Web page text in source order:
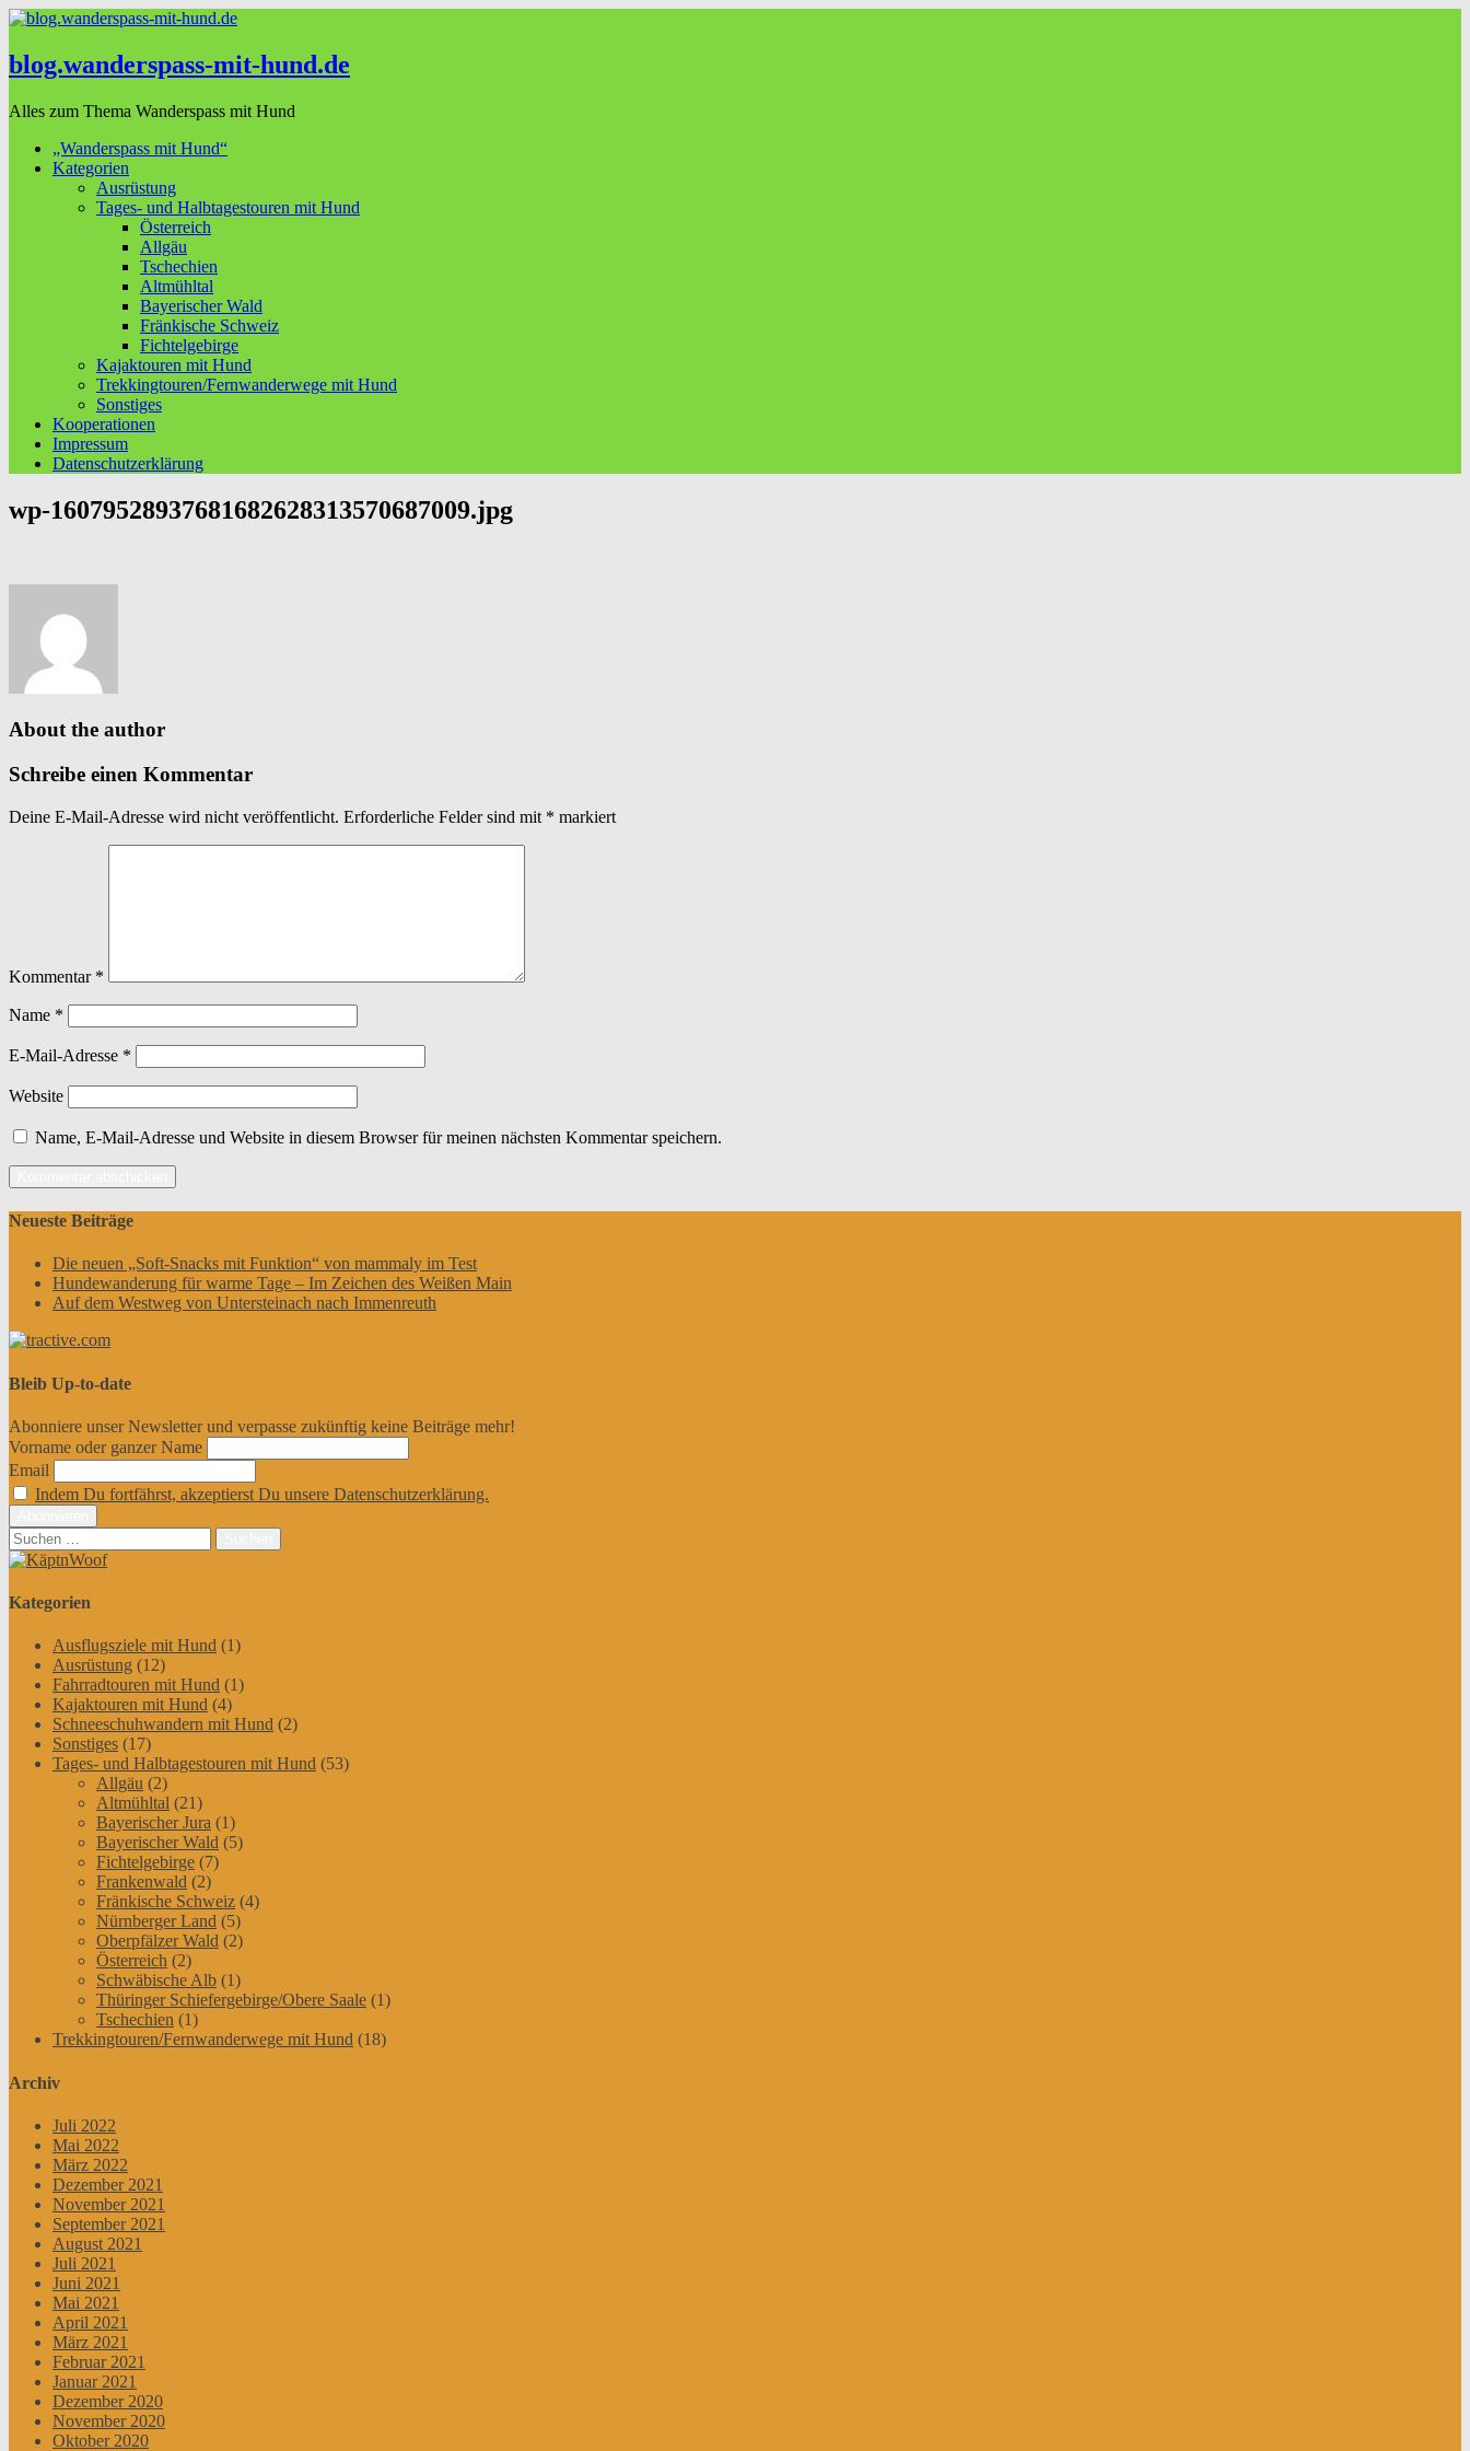
blog.wanderspass-mit-hund.de
Alles zum Thema Wanderspass mit Hund
„Wanderspass mit Hund“
Kategorien
Ausrüstung
Tages- und Halbtagestouren mit Hund
Österreich
Allgäu
Tschechien
Altmühltal
Bayerischer Wald
Fränkische Schweiz
Fichtelgebirge
Kajaktouren mit Hund
Trekkingtouren/Fernwanderwege mit Hund
Sonstiges
Kooperationen
Impressum
Datenschutzerklärung
wp-16079528937681682628313570687009.jpg
About the author
Schreibe einen Kommentar
Deine E-Mail-Adresse wird nicht veröffentlicht. Erforderliche Felder sind mit * markiert
Kommentar *
Name *
E-Mail-Adresse *
Website
Name, E-Mail-Adresse und Website in diesem Browser für meinen nächsten Kommentar speichern.
Neueste Beiträge
Die neuen „Soft-Snacks mit Funktion“ von mammaly im Test
Hundewanderung für warme Tage – Im Zeichen des Weißen Main
Auf dem Westweg von Untersteinach nach Immenreuth
Bleib Up-to-date
Abonniere unser Newsletter und verpasse zukünftig keine Beiträge mehr!
Vorname oder ganzer Name
Email
Indem Du fortfährst, akzeptierst Du unsere Datenschutzerklärung.
Suchen
nach:
Kategorien
Ausflugsziele mit Hund (1)
Ausrüstung (12)
Fahrradtouren mit Hund (1)
Kajaktouren mit Hund (4)
Schneeschuhwandern mit Hund (2)
Sonstiges (17)
Tages- und Halbtagestouren mit Hund (53)
Allgäu (2)
Altmühltal (21)
Bayerischer Jura (1)
Bayerischer Wald (5)
Fichtelgebirge (7)
Frankenwald (2)
Fränkische Schweiz (4)
Nürnberger Land (5)
Oberpfälzer Wald (2)
Österreich (2)
Schwäbische Alb (1)
Thüringer Schiefergebirge/Obere Saale (1)
Tschechien (1)
Trekkingtouren/Fernwanderwege mit Hund (18)
Archiv
Juli 2022
Mai 2022
März 2022
Dezember 2021
November 2021
September 2021
August 2021
Juli 2021
Juni 2021
Mai 2021
April 2021
März 2021
Februar 2021
Januar 2021
Dezember 2020
November 2020
Oktober 2020